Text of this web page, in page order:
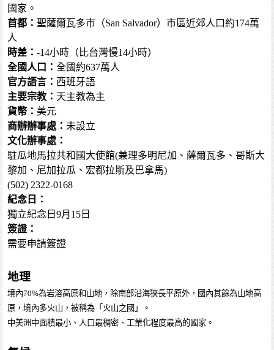
國家。
首都： 聖薩爾瓦多市（San Salvador）市區近郊人口約174萬
人
時差： -14小時（比台灣慢14小時）
全國人口： 全國約637萬人
官方語言： 西班牙語
主要宗教： 天主教為主
貨幣： 美元
商辦辦事處： 未設立
文化辦事處：
駐瓜地馬拉共和國大使館(兼理多明尼加、薩爾瓦多、哥斯大
黎加、尼加拉瓜、宏都拉斯及巴拿馬)
(502) 2322-0168
紀念日：
獨立紀念日9月15日
簽證：
需要申請簽證
地理
境內70%為岩溶高原和山地，除南部沿海狹長平原外，國內其餘為山地高
原，境內多火山，被稱為「火山之國」。
中美洲中面積最小、人口最稠密、工業化程度最高的國家。